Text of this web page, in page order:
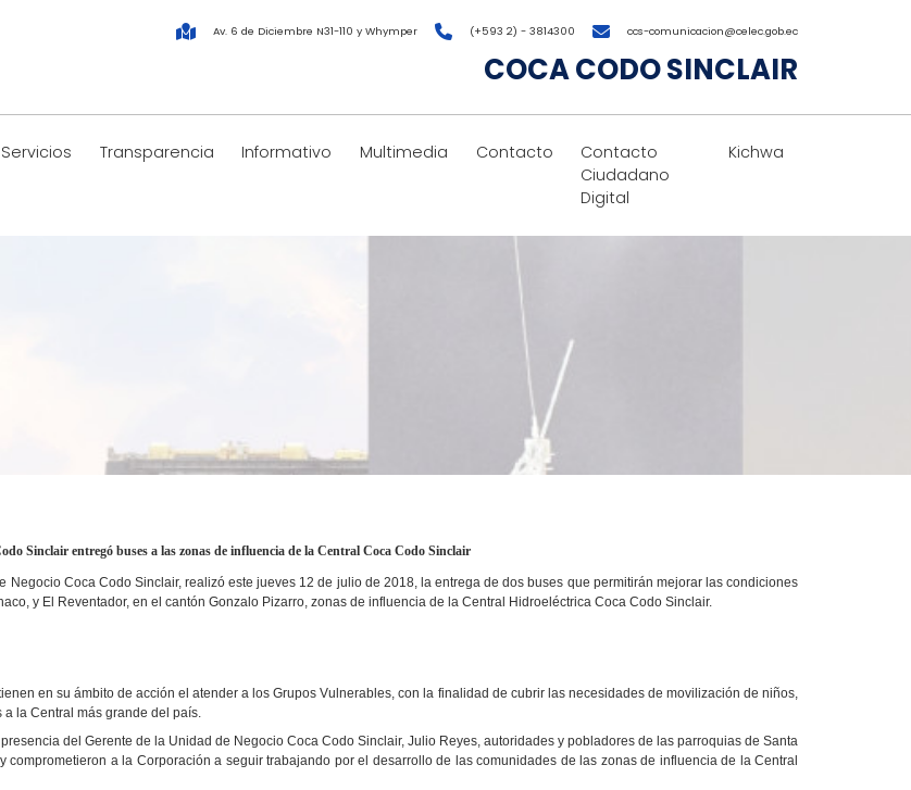
Av. 6 de Diciembre N31-110 y Whymper (+593 2) - 3814300 ccs-comunicacion@celec.gob.ec
COCA CODO SINCLAIR
Servicios Transparencia Informativo Multimedia Contacto
Contacto
Ciudadano
Digital
Kichwa
Sinclair entregó buses a las zonas de influencia de la Central Coca Codo Sinclair
Negocio Coca Codo Sinclair, realizó este jueves 12 de julio de 2018, la entrega de dos buses que permitirán mejorar las condiciones
y El Reventador, en el cantón Gonzalo Pizarro, zonas de influencia de la Central Hidroeléctrica Coca Codo Sinclair.
en su ámbito de acción el atender a los Grupos Vulnerables, con la finalidad de cubrir las necesidades de movilización de niños,
la Central más grande del país.
del Gerente de la Unidad de Negocio Coca Codo Sinclair, Julio Reyes, autoridades y pobladores de las parroquias de Santa
a la Corporación a seguir trabajando por el desarrollo de las comunidades de las zonas de influencia de la Central